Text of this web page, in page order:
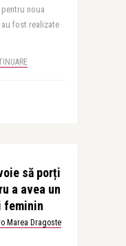
noua
fost realizate
să porți
a avea un
feminin
Marea Dragoste